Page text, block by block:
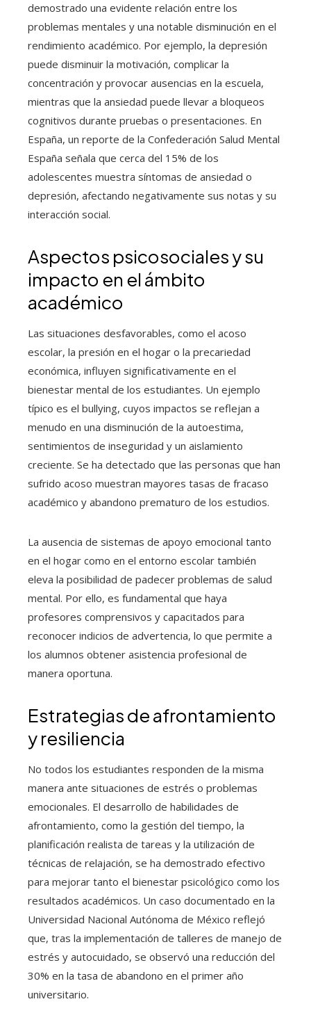
demostrado una evidente relación entre los
problemas mentales y una notable disminución en el
rendimiento académico. Por ejemplo, la depresión
puede disminuir la motivación, complicar la
concentración y provocar ausencias en la escuela,
mientras que la ansiedad puede llevar a bloqueos
cognitivos durante pruebas o presentaciones. En
España, un reporte de la Confederación Salud Mental
España señala que cerca del 15% de los
adolescentes muestra síntomas de ansiedad o
depresión, afectando negativamente sus notas y su
interacción social.
Aspectos psicosociales y su
impacto en el ámbito
académico
Las situaciones desfavorables, como el acoso
escolar, la presión en el hogar o la precariedad
económica, influyen significativamente en el
bienestar mental de los estudiantes. Un ejemplo
típico es el bullying, cuyos impactos se reflejan a
menudo en una disminución de la autoestima,
sentimientos de inseguridad y un aislamiento
creciente. Se ha detectado que las personas que han
sufrido acoso muestran mayores tasas de fracaso
académico y abandono prematuro de los estudios.
La ausencia de sistemas de apoyo emocional tanto
en el hogar como en el entorno escolar también
eleva la posibilidad de padecer problemas de salud
mental. Por ello, es fundamental que haya
profesores comprensivos y capacitados para
reconocer indicios de advertencia, lo que permite a
los alumnos obtener asistencia profesional de
manera oportuna.
Estrategias de afrontamiento
y resiliencia
No todos los estudiantes responden de la misma
manera ante situaciones de estrés o problemas
emocionales. El desarrollo de habilidades de
afrontamiento, como la gestión del tiempo, la
planificación realista de tareas y la utilización de
técnicas de relajación, se ha demostrado efectivo
para mejorar tanto el bienestar psicológico como los
resultados académicos. Un caso documentado en la
Universidad Nacional Autónoma de México reflejó
que, tras la implementación de talleres de manejo de
estrés y autocuidado, se observó una reducción del
30% en la tasa de abandono en el primer año
universitario.